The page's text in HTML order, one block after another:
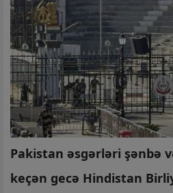
Pakistan əsgərləri şənbə
keçən gecə Hindistan